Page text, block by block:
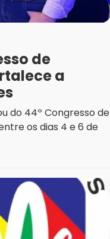
de
a
do 44º Congresso de
os dias 4 e 6 de